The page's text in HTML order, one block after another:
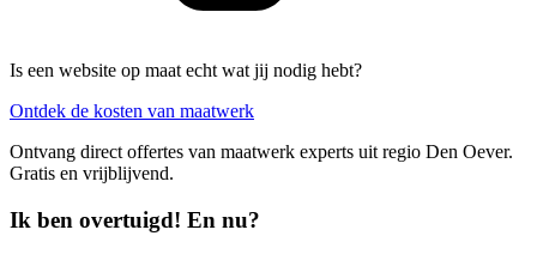
Is een website op maat echt wat jij nodig hebt?
Ontdek de kosten van maatwerk
Ontvang direct offertes van maatwerk experts uit regio Den Oever.
Gratis en vrijblijvend.
Ik ben overtuigd! En nu?